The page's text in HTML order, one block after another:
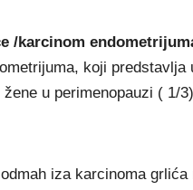
/karcinom
koji
u perimenopauzi (
iza karcinoma